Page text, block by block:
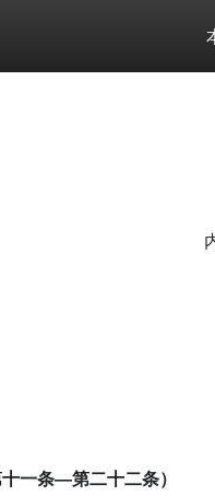
一条―第二十二条）